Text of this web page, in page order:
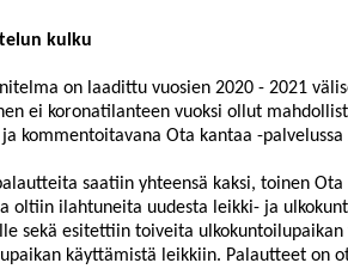
kulku
on laadittu vuosien 2020- 2021
ei koronatilanteen vuoksi ollut
kommentoitavana Ota kantaa -palvelussa
eita saatiin yhteensä kaksi, toinen
oltiin ilahtuneita uudesta leikki- ja
sekä esitettiin toiveita
käyttämistä leikkiin. Palautteet on